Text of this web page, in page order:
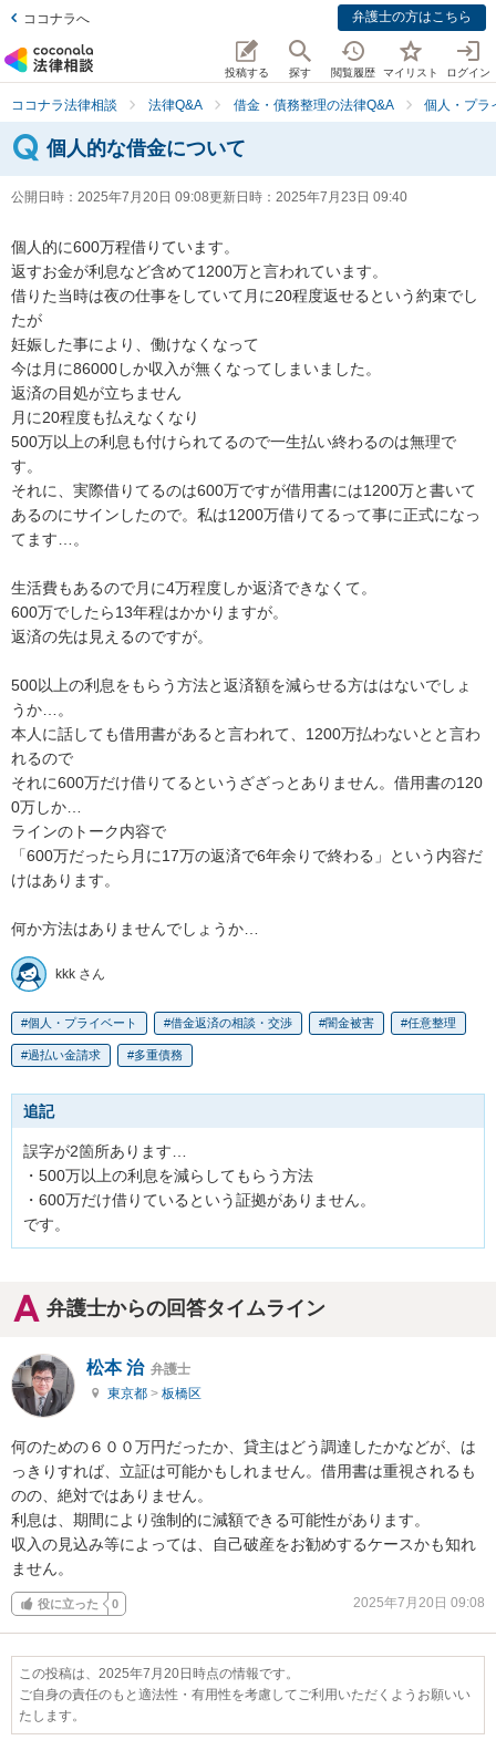
ココナラへ 弁護士の方はこちら
投稿する 探す 閲覧履歴 マイリスト ログイン
ココナラ法律相談 法律Q&A 借金・債務整理の法律Q&A 個人・プラ
個人的な借金について
公開日時： 2025年7月20日 09:08更新日時： 2025年7月23日 09:40
個人的に600万程借りています。
返すお金が利息など含めて1200万と言われています。
借りた当時は夜の仕事をしていて月に20程度返せるという約束でし
たが
妊娠した事により、働けなくなって
今は月に86000しか収入が無くなってしまいました。
返済の目処が立ちません
月に20程度も払えなくなり
500万以上の利息も付けられてるので一生払い終わるのは無理で
す。
それに、実際借りてるのは600万ですが借用書には1200万と書いて
あるのにサインしたので。私は1200万借りてるって事に正式になっ
てます…。
生活費もあるので月に4万程度しか返済できなくて。
600万でしたら13年程はかかりますが。
返済の先は見えるのですが。
500以上の利息をもらう方法と返済額を減らせる方ははないでしょ
うか…。
本人に話しても借用書があると言われて、1200万払わないとと言わ
れるので
それに600万だけ借りてるというざざっとありません。借用書の120
0万しか…
ラインのトーク内容で
「600万だったら月に17万の返済で6年余りで終わる」という内容だ
けはあります。
何か方法はありませんでしょうか…
kkk さん
個人・プライベート 借金返済の相談・交渉 闇金被害 任意整理
過払い金請求 多重債務
追記
誤字が2箇所あります…
・500万以上の利息を減らしてもらう方法
・600万だけ借りているという証拠がありません。
です。
弁護士からの回答タイムライン
松本 治 弁護士
東京都 > 板橋区
何のための６００万円だったか、貸主はどう調達したかなどが、は
っきりすれば、立証は可能かもしれません。借用書は重視されるも
のの、絶対ではありません。
利息は、期間により強制的に減額できる可能性があります。
収入の見込み等によっては、自己破産をお勧めするケースかも知れ
ません。
役に立った 0 2025年7月20日 09:08
この投稿は、2025年7月20日時点の情報です。
ご自身の責任のもと適法性・有用性を考慮してご利用いただくようお願いい
たします。